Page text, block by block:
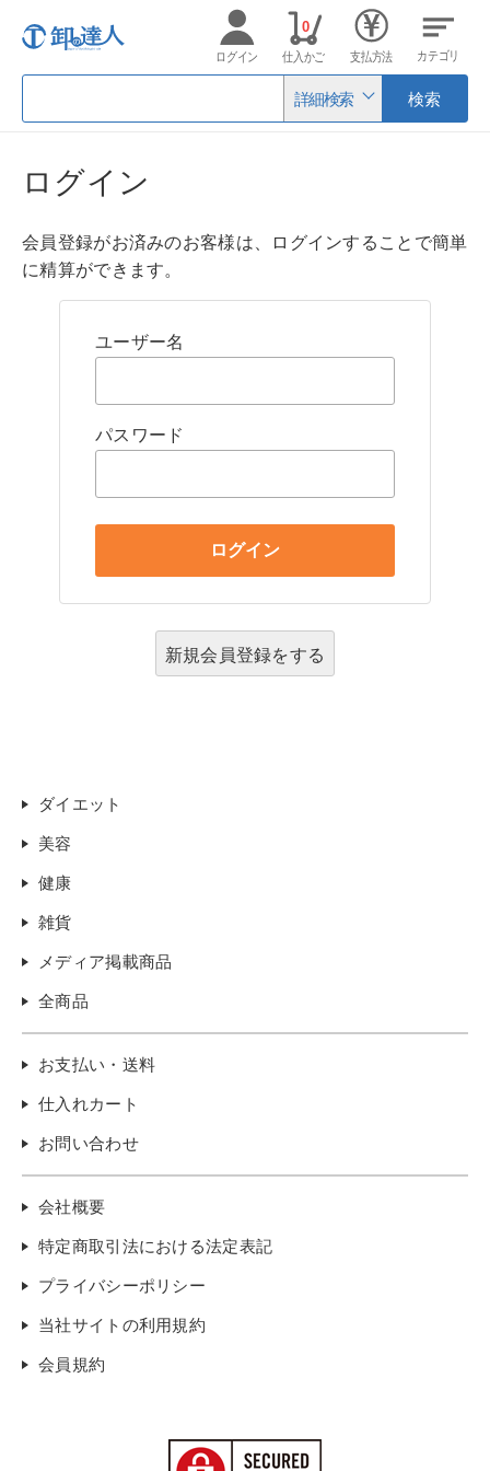
詳細検索 検索
ログイン 仕入かご
0
支払方法 カテゴリ
ログイン
会員登録がお済みのお客様は、ログインすることで簡単
に精算ができます。
ユーザー名
パスワード
新規会員登録をする
ダイエット
美容
健康
雑貨
メディア掲載商品
全商品
お支払い・送料
仕入れカート
お問い合わせ
会社概要
特定商取引法における法定表記
プライバシーポリシー
当社サイトの利用規約
会員規約